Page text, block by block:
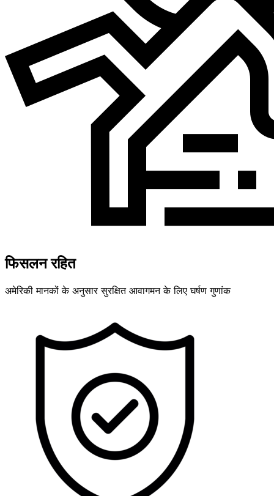
फिसलन रहित
अमेरिकी मानकों के अनुसार सुरक्षित आवागमन के लिए घर्षण गुणांक